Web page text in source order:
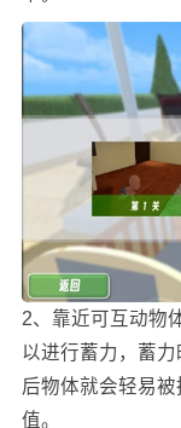
2、靠近可互动物
以进行蓄力，蓄
后物体就会轻易
值。